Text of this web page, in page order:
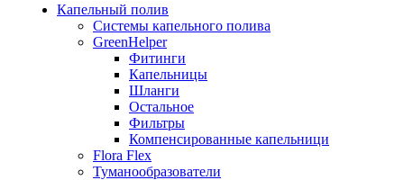
Капельный полив
Системы капельного полива
GreenHelper
Фитинги
Капельницы
Шланги
Остальное
Фильтры
Компенсированные капельници
Flora Flex
Туманообразователи